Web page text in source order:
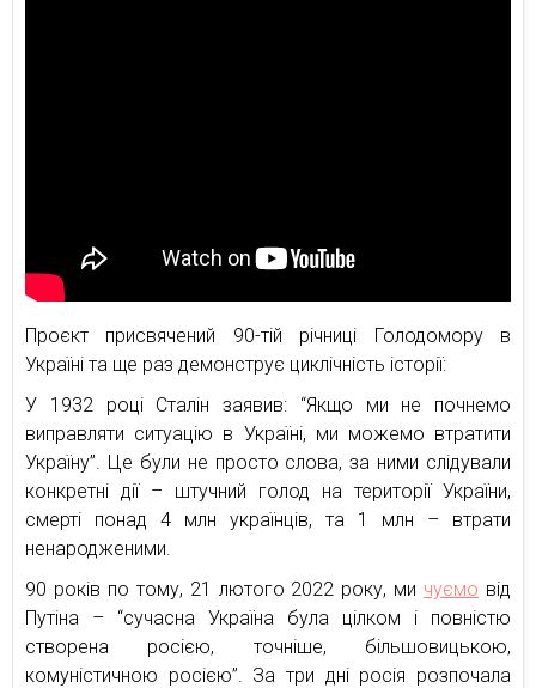
Проєкт присвячений 90-тій річниці Голодомору в
Україні та ще раз демонструє циклічність історії:
У 1932 році Сталін заявив: “Якщо ми не почнемо
виправляти ситуацію в Україні, ми можемо втратити
Україну”. Це були не просто слова, за ними слідували
конкретні дії – штучний голод на території України,
смерті понад 4 млн українців, та 1 млн – втрати
ненародженими.
90 років по тому, 21 лютого 2022 року, ми чуємо від
Путіна – “сучасна Україна була цілком і повністю
створена росією, точніше, більшовицькою,
комуністичною росією”. За три дні росія розпочала